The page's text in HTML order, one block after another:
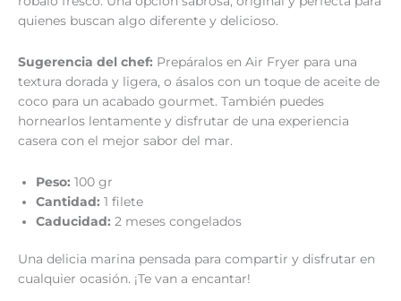
quienes buscan algo diferente y delicioso.
Sugerencia del chef: Prepáralos en Air Fryer para una
textura dorada y ligera, o ásalos con un toque de aceite de
coco para un acabado gourmet. También puedes
hornearlos lentamente y disfrutar de una experiencia
casera con el mejor sabor del mar.
Peso: 100 gr
Cantidad: 1 filete
Caducidad: 2 meses congelados
Una delicia marina pensada para compartir y disfrutar en
cualquier ocasión. ¡Te van a encantar!